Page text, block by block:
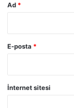
Ad *
E-posta *
İnternet sitesi